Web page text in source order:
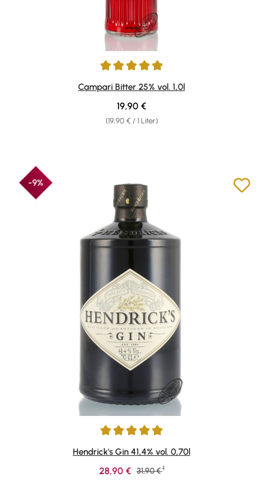
Durchschnittliche Bewertung von 4.92 von 5 Sternen
Campari Bitter 25% vol. 1,0l
(19,90 € / 1 Liter)
Regulärer Preis:
19,90 €
-9%
Durchschnittliche Bewertung von 4.89 von 5 Sternen
Hendrick's Gin 41,4% vol. 0,70l
Verkaufspreis:
28,90 € Regulärer Preis:
31,90 € 1